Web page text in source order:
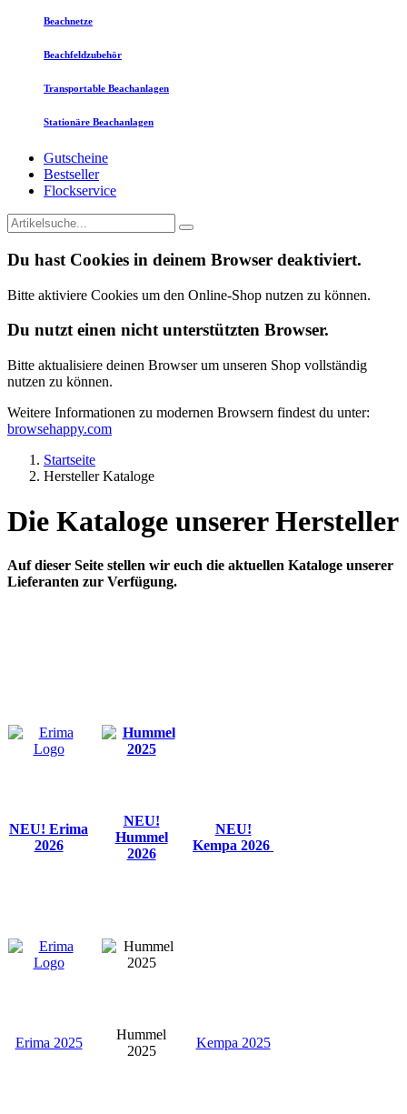
Beachnetze
Beachfeldzubehör
Transportable Beachanlagen
Stationäre Beachanlagen
Gutscheine
Bestseller
Flockservice
Du hast Cookies in deinem Browser deaktiviert.
Bitte aktiviere Cookies um den Online-Shop nutzen zu können.
Du nutzt einen nicht unterstützten Browser.
Bitte aktualisiere deinen Browser um unseren Shop vollständig
nutzen zu können.
Weitere Informationen zu modernen Browsern findest du unter:
browsehappy.com
Startseite
Hersteller Kataloge
Die Kataloge unserer Hersteller
Auf dieser Seite stellen wir euch die aktuellen Kataloge unserer
Lieferanten zur Verfügung.
NEU! Erima
2026
NEU!
Hummel
2026
NEU!
Kempa 2026
Erima 2025
Hummel
2025
Kempa 2025